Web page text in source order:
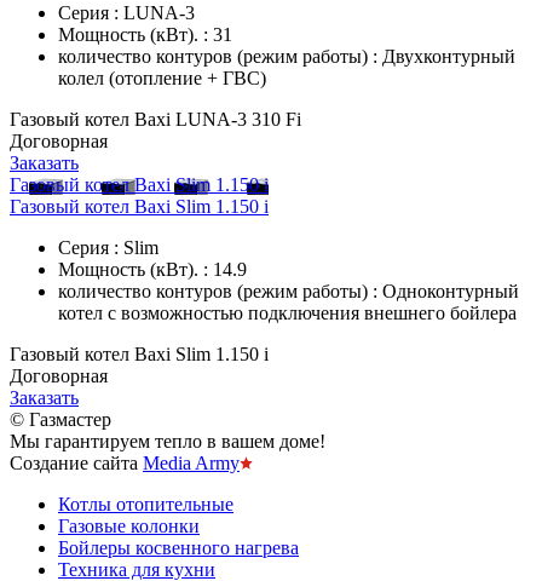
Серия : LUNA-3
Мощность (кВт). : 31
количество контуров (режим работы) : Двухконтурный
колел (отопление + ГВС)
Газовый котел Baxi LUNA-3 310 Fi
Договорная
Заказать
Газовый котел Baxi Slim 1.150 i
Газовый котел Baxi Slim 1.150 i
Серия : Slim
Мощность (кВт). : 14.9
количество контуров (режим работы) : Одноконтурный
котел с возможностью подключения внешнего бойлера
Газовый котел Baxi Slim 1.150 i
Договорная
Заказать
© Газмастер
Мы гарантируем тепло в вашем доме!
Создание сайта Media Army
Котлы отопительные
Газовые колонки
Бойлеры косвенного нагрева
Техника для кухни